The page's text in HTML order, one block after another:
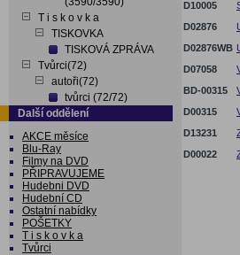
T i s k o v k a
TISKOVKA
TISKOVÁ ZPRÁVA
Tvůrci(72)
autoři(72)
tvůrci (72/72)
Další oddělení
AKCE měsíce
Blu-Ray
Filmy na DVD
PŘIPRAVUJEME
Hudebni DVD
Hudební CD
Ostatní nabídky
POŠETKY
T i s k o v k a
Tvůrci
D10005
D02876
D02876WB
D07058
BD-00315
D00315
D13231
D00022